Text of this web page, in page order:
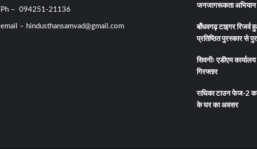
Ph – 094251-21136
email – hindusthansamvad@gmail.com
जनजागरूकता अभियान
बाँधवगढ़ टाइगर रिजर्व
प्रतिष्ठित पुरस्कार से
सिवनीः एडीएम
गिरफ्तार
राधिका टाउन फेज-2
के घर का अवसर